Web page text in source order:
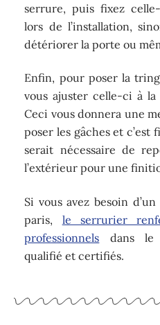
serrure, puis fixez
lors de l’installation,
détériorer la porte ou
Enfin, pour poser la
vous ajuster celle-ci à
Ceci vous donnera une
poser les gâches et
serait nécessaire de
l’extérieur pour une
Si vous avez besoin
paris, le serrurier
professionnels dans le
qualifié et certifiés.